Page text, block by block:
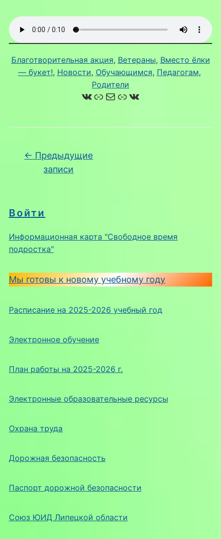
Войти
Информационная карта "Свободное время
подростка"
Мы готовы к новому учебному году
Расписание на 2025-2026 учебный год
Электронное обучение
План работы на 2025-2026 г.
Электронные образовательные ресурсы
Охрана труда
Дорожная безопасность
Паспорт дорожной безопасности
Союз ЮИД Липецкой области
Благотворительная акция, Ветераны, Вместо ёлки
— букет!, Новости, Обучающимся, Педагогам
Родители
ВКонтакте
Ссылка
Почта
Ссылка
ВКонтакте
Навигация по записям
← Предыдущие
записи